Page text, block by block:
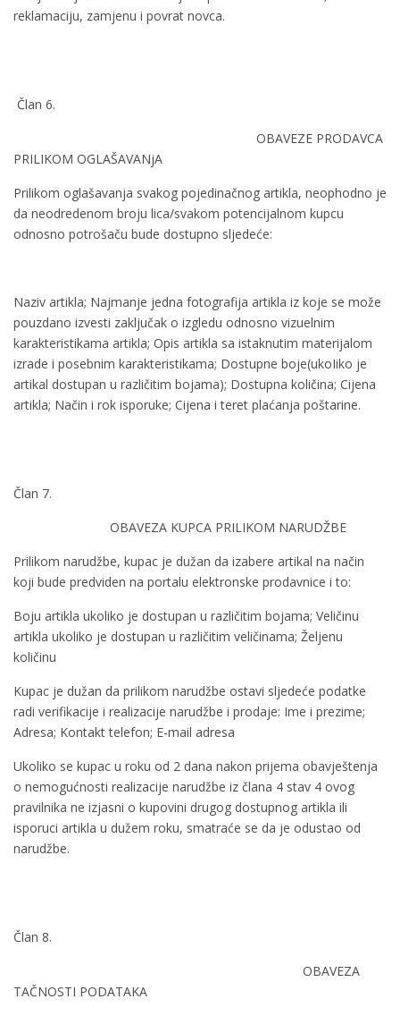
reklamaciju, zamjenu i povrat novca.
Član 6.
OBAVEZE PRODAVCA
PRILIKOM OGLAŠAVANjA
Prilikom oglašavanja svakog pojedinačnog artikla, neophodno je
da neodredenom broju lica/svakom potencijalnom kupcu
odnosno potrošaču bude dostupno sljedeće:
Naziv artikla; Najmanje jedna fotografija artikla iz koje se može
pouzdano izvesti zaključak o izgledu odnosno vizuelnim
karakteristikama artikla; Opis artikla sa istaknutim materijalom
izrade i posebnim karakteristikama; Dostupne boje(ukoIiko je
artikal dostupan u različitim bojama); Dostupna količina; Cijena
artikla; Način i rok isporuke; Cijena i teret plaćanja poštarine.
Član 7.
OBAVEZA KUPCA PRILIKOM NARUDŽBE
Prilikom narudžbe, kupac je dužan da izabere artikal na način
koji bude predviden na portalu elektronske prodavnice i to:
Boju artikla ukoliko je dostupan u različitim bojama; Veličinu
artikla ukoliko je dostupan u različitim veličinama; Željenu
količinu
Kupac je dužan da prilikom narudžbe ostavi sljedeće podatke
radi verifikacije i realizacije narudžbe i prodaje: Ime i prezime;
Adresa; Kontakt telefon; E-mail adresa
Ukoliko se kupac u roku od 2 dana nakon prijema obavještenja
o nemogućnosti realizacije narudžbe iz člana 4 stav 4 ovog
pravilnika ne izjasni o kupovini drugog dostupnog artikla ili
isporuci artikla u dužem roku, smatraće se da je odustao od
narudžbe.
Član 8.
OBAVEZA
TAČNOSTI PODATAKA